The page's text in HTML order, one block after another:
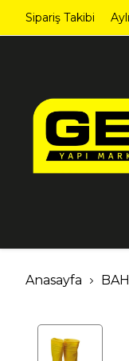
Sipariş Takibi
Ahşap
Dekorasyon
Anasayfa